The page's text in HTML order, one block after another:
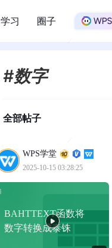
学习 圈子
#数字
全部帖子
WPS学堂
2025-10-15 03:28:25
BAHTTEXT函数将
数字转换成泰铢